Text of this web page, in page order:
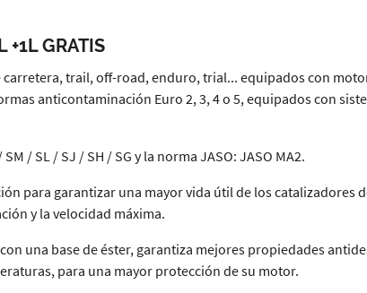
GRATIS
carretera, trail, off-road, enduro, trial... equipados con
anticontaminación Euro 2, 3, 4 o 5, equipados con
/ SL / SJ / SH / SG y la norma JASO: JASO MA2.
para garantizar una mayor vida útil de los
y la velocidad máxima.
una base de éster, garantiza mejores propiedades
para una mayor protección de su motor.